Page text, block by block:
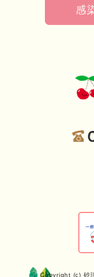
感
Copyright (c) 砂